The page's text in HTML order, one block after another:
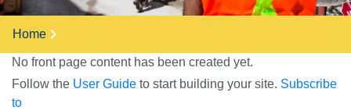
BREADCRUMB
Home
No front page content has been created yet.
Follow the User Guide to start building your site. Subscribe
to